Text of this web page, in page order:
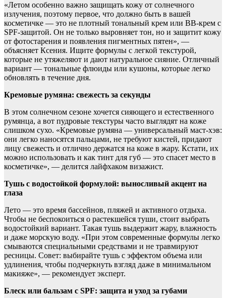
«Летом особенно важно защищать кожу от солнечного
излучения, поэтому первое, что должно быть в вашей
косметичке — это не плотный тональный крем или ВВ-крем с
SPF-защитой. Он не только выровняет тон, но и защитит кожу
от фотостарения и появления пигментных пятен», —
объясняет Ксения. Ищите формулы с легкой текстурой,
которые не утяжеляют и дают натуральное сияние. Отличный
вариант — тональные флюиды или кушоны, которые легко
обновлять в течение дня.
Кремовые румяна: свежесть за секунды
В этом солнечном сезоне хочется сияющего и естественного
румянца, а вот пудровые текстуры часто выглядят на коже
слишком сухо. «Кремовые румяна — универсальный маст-хэв:
они легко наносятся пальцами, не требуют кистей, придают
лицу свежесть и отлично держатся на коже в жару. Кстати, их
можно использовать и как тинт для губ — это спасет место в
косметичке», — делится лайфхаком визажист.
Тушь с водостойкой формулой: выносливый акцент на
глаза
Лето — это время бассейнов, пляжей и активного отдыха.
Чтобы не беспокоиться о растекшейся туши, стоит выбрать
водостойкий вариант. Такая тушь выдержит жару, влажность
и даже морскую воду. «При этом современные формулы легко
смываются специальными средствами и не травмируют
ресницы. Совет: выбирайте тушь с эффектом объема или
удлинения, чтобы подчеркнуть взгляд даже в минимальном
макияже», — рекомендует эксперт.
Блеск или бальзам с SPF: защита и уход за губами